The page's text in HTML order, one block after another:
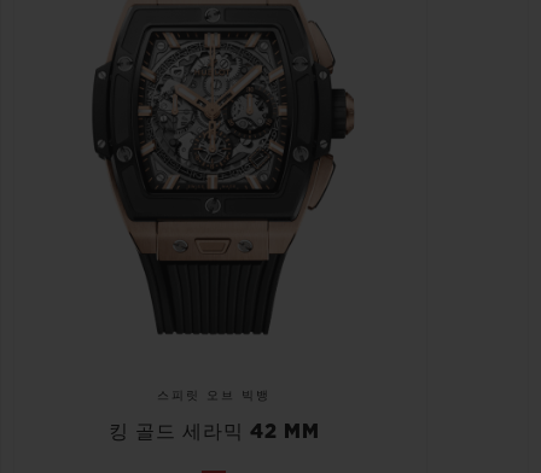
스피릿 오브 빅뱅
킹 골드 세라믹 42 MM